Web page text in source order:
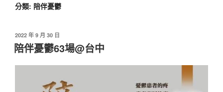
分類: 陪伴憂鬱
發
佈
於
2022 年 9 月 30 日
陪伴憂鬱63場@台中